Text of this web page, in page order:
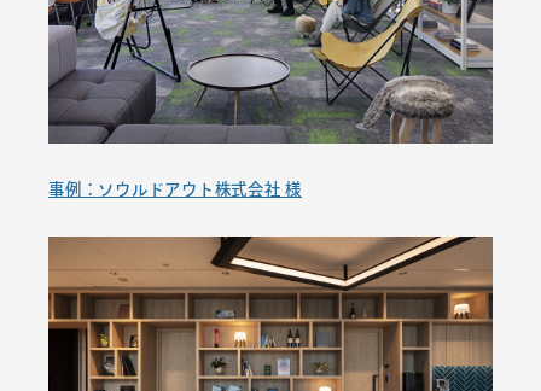
事例：ソウルドアウト株式会社 様